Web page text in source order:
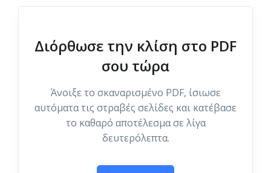
Διόρθωσε την κλίση στο PDF
σου τώρα
Άνοιξε το σκαναρισμένο PDF, ίσιωσε
αυτόματα τις στραβές σελίδες και κατέβασε
το καθαρό αποτέλεσμα σε λίγα
δευτερόλεπτα.